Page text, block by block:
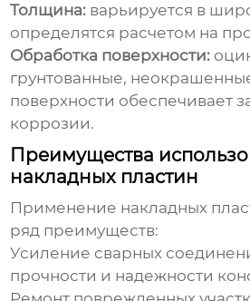
Толщина: варьируется в
определятся расчетом на
Обработка поверхности:
грунтованные,
поверхности обеспечивает
коррозии.
Преимущества
накладных пластин
Применение накладных
ряд преимуществ:
Усиление сварных
прочности и надежности